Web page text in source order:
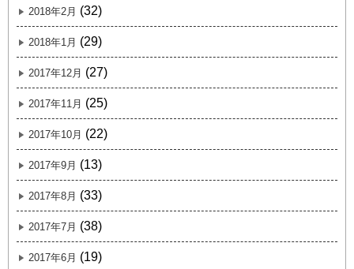
2018年2月 (32)
2018年1月 (29)
2017年12月 (27)
2017年11月 (25)
2017年10月 (22)
2017年9月 (13)
2017年8月 (33)
2017年7月 (38)
2017年6月 (19)